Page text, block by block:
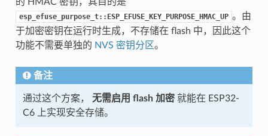
esp_efuse_purpose_t::ESP_EFUSE_KEY_PURPOSE_HMAC_UP 。由
于加密密钥在运行时生成，不存储在 flash 中，因此这个
功能不需要单独的 NVS 密钥分区。
备注
通过这个方案， 无需启用 flash 加密就能在 ESP32-
C6 上实现安全存储。